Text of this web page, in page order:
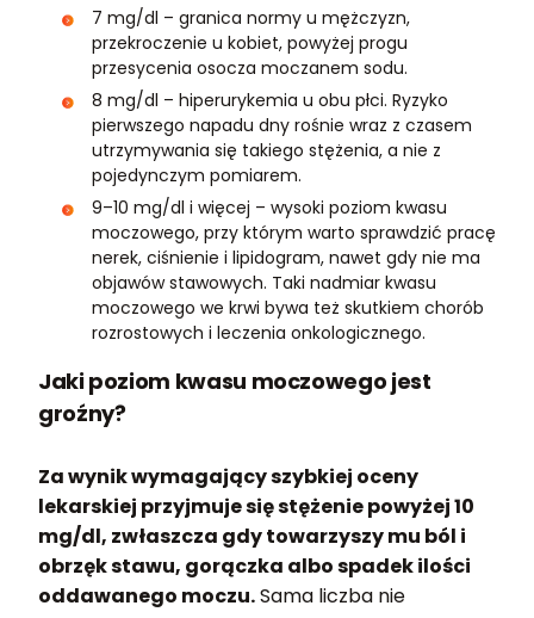
7 mg/dl – granica normy u mężczyzn,
przekroczenie u kobiet, powyżej progu
przesycenia osocza moczanem sodu.
8 mg/dl – hiperurykemia u obu płci. Ryzyko
pierwszego napadu dny rośnie wraz z czasem
utrzymywania się takiego stężenia, a nie z
pojedynczym pomiarem.
9–10 mg/dl i więcej – wysoki poziom kwasu
moczowego, przy którym warto sprawdzić pracę
nerek, ciśnienie i lipidogram, nawet gdy nie ma
objawów stawowych. Taki nadmiar kwasu
moczowego we krwi bywa też skutkiem chorób
rozrostowych i leczenia onkologicznego.
Jaki poziom kwasu moczowego jest
groźny?
Za wynik wymagający szybkiej oceny
lekarskiej przyjmuje się stężenie powyżej 10
mg/dl, zwłaszcza gdy towarzyszy mu ból i
obrzęk stawu, gorączka albo spadek ilości
oddawanego moczu.Sama liczba nie